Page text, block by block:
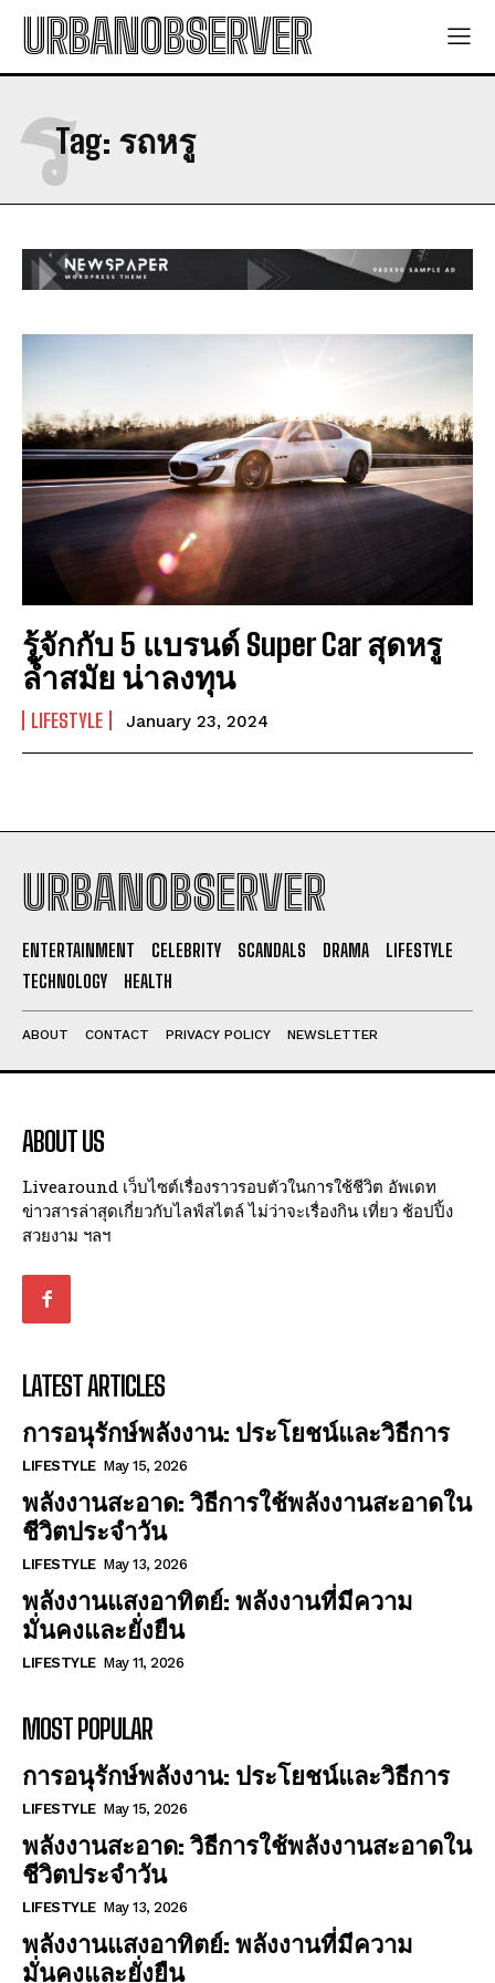
I've read and accept the
URBANOBSERVER
Tag: รถหรู
ร
รู้จักกับ 5 แบรนด์ Super Car สุดหรู
ล้ำสมัย น่าลงทุน
LIFESTYLE January 23, 2024
URBANOBSERVER
ENTERTAINMENT CELEBRITY SCANDALS DRAMA
LIFESTYLE
TECHNOLOGY
HEALTH
ABOUT CONTACT PRIVACY POLICY NEWSLETTER
ABOUT US
Livearound เว็บไซต์เรื่องราวรอบตัวในการใช้ชีวิต อัพเดท
ข่าวสารล่าสุดเกี่ยวกับไลฟ์สไตล์ ไม่ว่าจะเรื่องกิน เที่ยว ช้อปปิ้ง
สวยงาม ฯลฯ
LATEST ARTICLES
การอนุรักษ์พลังงาน: ประโยชน์และวิธีการ
LIFESTYLE May 15, 2026
พลังงานสะอาด: วิธีการใช้พลังงานสะอาดใน
ชีวิตประจำวัน
LIFESTYLE May 13, 2026
พลังงานแสงอาทิตย์: พลังงานที่มีความ
มั่นคงและยั่งยืน
LIFESTYLE May 11, 2026
MOST POPULAR
การอนุรักษ์พลังงาน: ประโยชน์และวิธีการ
LIFESTYLE May 15, 2026
พลังงานสะอาด: วิธีการใช้พลังงานสะอาดใน
ชีวิตประจำวัน
LIFESTYLE May 13, 2026
พลังงานแสงอาทิตย์: พลังงานที่มีความ
มั่นคงและยั่งยืน